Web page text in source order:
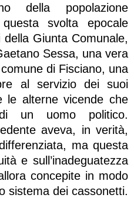
della popolazione
svolta epocale
Giunta Comunale,
Sessa, una vera
di Fisciano, una
al servizio dei suoi
le alterne vicende che
un uomo politico.
aveva, in verità,
ma questa
e sull’inadeguatezza
concepite in modo
sistema dei cassonetti.